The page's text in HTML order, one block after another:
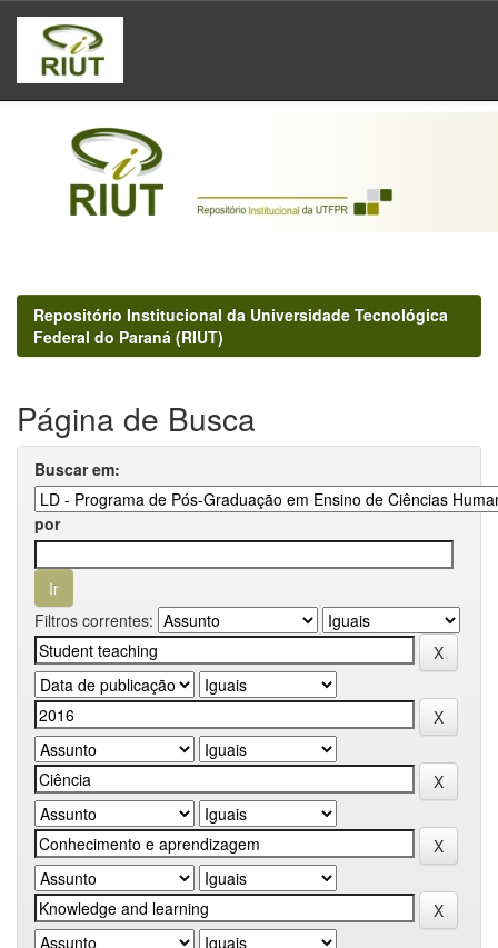
Skip
navigation
Repositório Institucional da Universidade Tecnológica
Federal do Paraná (RIUT)
Página de Busca
Buscar em:
por
Filtros correntes: